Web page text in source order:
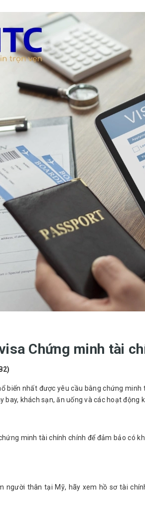
Chứng minh tài
biến nhất được yêu cầu bằng chứng
bay, khách sạn, ăn uống và các hoạt động
minh tài chính chính để đảm bảo có
người thân tại Mỹ, hãy xem hồ sơ tài